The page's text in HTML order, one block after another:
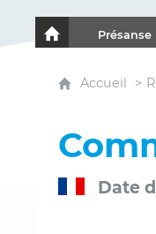
Le portail de
Présanse
Accueil
Date